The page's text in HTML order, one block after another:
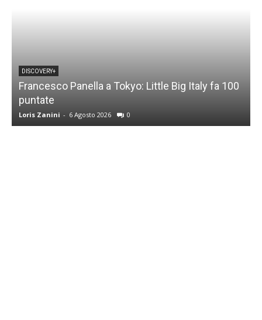
DISCOVERY+
Francesco Panella a Tokyo: Little Big Italy fa 100
puntate
Loris Zanini - 6 Agosto 2026 0